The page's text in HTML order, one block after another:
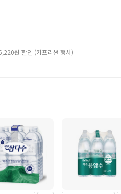
원 할인 (카프리썬 행사)